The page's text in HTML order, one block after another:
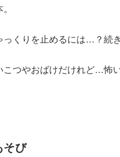
っくりを止めるには…？続
こつやおばけだけれど…怖
そび